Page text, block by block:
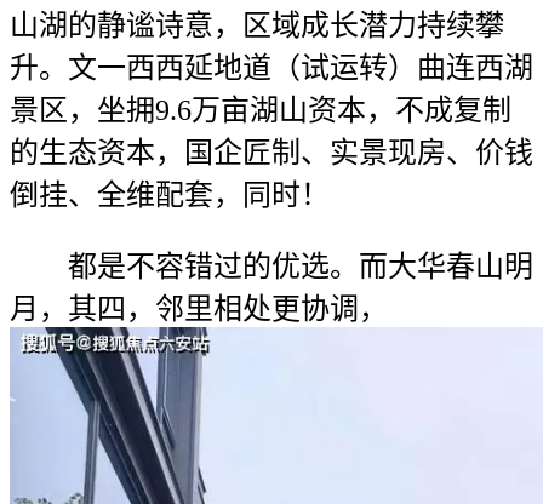
山湖的静谧诗意，区域成长潜力持续攀
升。文一西西延地道（试运转）曲连西湖
景区，坐拥9.6万亩湖山资本，不成复制
的生态资本，国企匠制、实景现房、价钱
倒挂、全维配套，同时！
都是不容错过的优选。而大华春山明
月，其四，邻里相处更协调，